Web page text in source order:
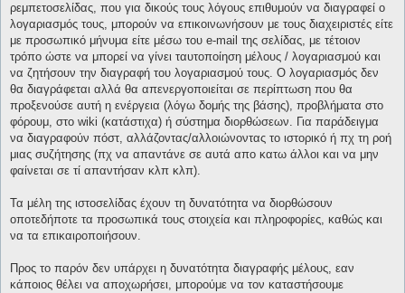
ρεμπετοσελίδας, που για δικούς τους λόγους επιθυμούν να διαγραφεί ο
λογαριασμός τους, μπορούν να επικοινωνήσουν με τους διαχειριστές είτε
με προσωπικό μήνυμα είτε μέσω του e-mail της σελίδας, με τέτοιον
τρόπο ώστε να μπορεί να γίνει ταυτοποίηση μέλους / λογαριασμού και
να ζητήσουν την διαγραφή του λογαριασμού τους. Ο λογαριασμός δεν
θα διαγράφεται αλλά θα απενεργοποιείται σε περίπτωση που θα
προξενούσε αυτή η ενέργεια (λόγω δομής της βάσης), προβλήματα στο
φόρουμ, στο wiki (κατάστιχα) ή σύστημα διορθώσεων. Για παράδειγμα
να διαγραφούν πόστ, αλλάζοντας/αλλοιώνοντας το ιστορικό ή πχ τη ροή
μιας συζήτησης (πχ να απαντάνε σε αυτά απο κατω άλλοι και να μην
φαίνεται σε τί απαντήσαν κλπ κλπ).
Τα μέλη της ιστοσελίδας έχουν τη δυνατότητα να διορθώσουν
οποτεδήποτε τα προσωπικά τους στοιχεία και πληροφορίες, καθώς και
να τα επικαιροποιήσουν.
Προς το παρόν δεν υπάρχει η δυνατότητα διαγραφής μέλους, εαν
κάποιος θέλει να αποχωρήσει, μπορούμε να τον καταστήσουμε